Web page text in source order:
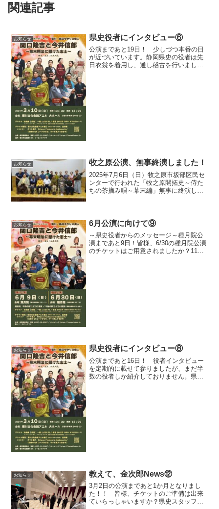
関連記事
お知らせ 県史役者にインタビュー⑥
公演まであと19日！ 少しづつ本番の日
が近づいています。静岡県史の役者は先
日衣裳を着用し、通し稽古を行いまし
お知らせ 牧之原公演、無事終演しました！
2025年7月6日（日）牧之原市坂部区民セ
ンターで行われた「牧之原開拓史～侍た
ちの茶摘み唄～幕末編」無事に終演しま
ていただきました牧...
お知らせ 6月公演に向けて⑨
～県史役者からのメッセージ～種月院公
演まであと9日！皆様、6/30の種月院公演
のチケットはご用意されましたか？11：
お知らせ 県史役者にインタビュー⑧
公演まであと16日！ 役者インタビュー
を定期的に載せて参りましたが、まだ半
数の役者しか紹介しておりません。県史
お知らせ 教えて、金次郎News⑫
3月2日の公演まであと1か月となりまし
た！！ 皆様、チケットのご準備は出来
ていらっしゃいますか？県史スタッフの